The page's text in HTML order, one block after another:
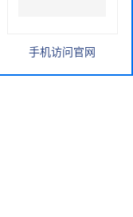
手机访问官网